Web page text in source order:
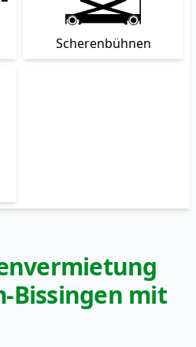
Scherenbühnen
Bissingen mit